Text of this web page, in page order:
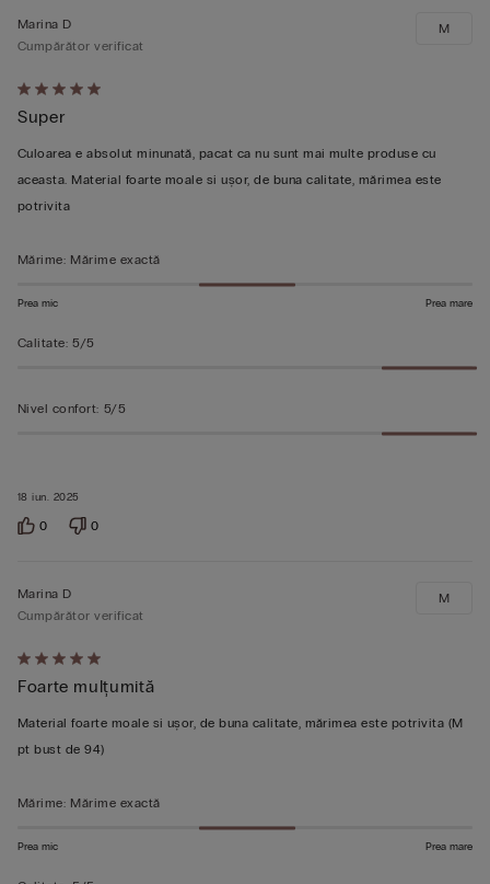
Evaluat
5
din
5
18 iun. 2025
Marina D
Cumpărător verificat
Super
Culoarea e absolut minunată, pacat ca nu sunt mai multe produse cu
aceasta. Material foarte moale si ușor, de buna calitate, mărimea este
potrivita
M
Mărime: Mărime exactă
Prea mic Prea mare
Calitate: 5/5
Nivel confort: 5/5
0 0
Evaluat
5
din
5
Marina D
Cumpărător verificat
Foarte mulțumită
Material foarte moale si ușor, de buna calitate, mărimea este potrivita (M
pt bust de 94)
M
Mărime: Mărime exactă
Prea mic Prea mare